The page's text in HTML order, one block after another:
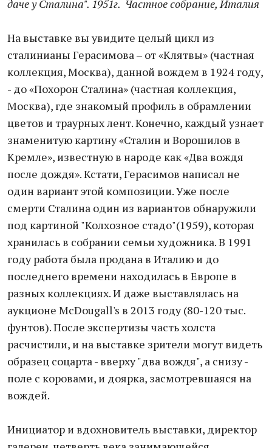
даче у Сталина". 1951г. Частное собрание, Италия
На выставке вы увидите целый цикл из
сталинианы Герасимова – от «Клятвы» (частная
коллекция, Москва), данной вождем в 1924 году,
- до «Похорон Сталина» (частная коллекция,
Москва), где знакомый профиль в обрамлении
цветов и траурных лент. Конечно, каждый узнает
знаменитую картину «Сталин и Ворошилов в
Кремле», известную в народе как «Два вождя
после дождя». Кстати, Герасимов написал не
один вариант этой композиции. Уже после
смерти Сталина один из вариантов обнаружили
под картиной "Колхозное стадо"(1959), которая
хранилась в собрании семьи художника. В 1991
году работа была продана в Италию и до
последнего времени находилась в Европе в
разных коллекциях. И даже выставлялась на
аукционе McDougall's в 2013 году (80-120 тыс.
фунтов). После экспертизы часть холста
расчистили, и на выставке зрители могут видеть
образец соцарта - вверху "два вождя", а снизу -
поле с коровами, и доярка, засмотревшаяся на
вождей.
Инициатор и вдохновитель выставки, директор